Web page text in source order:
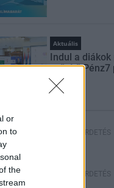
or
to
the
Aktuális
Indul a
erősítő
HIRDETÉS
HIRDETÉS